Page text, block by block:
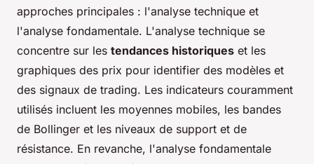
approches principales : l'analyse technique et
l'analyse fondamentale. L'analyse technique se
concentre sur les tendances historiques et les
graphiques des prix pour identifier des modèles et
des signaux de trading. Les indicateurs couramment
utilisés incluent les moyennes mobiles, les bandes
de Bollinger et les niveaux de support et de
résistance. En revanche, l'analyse fondamentale